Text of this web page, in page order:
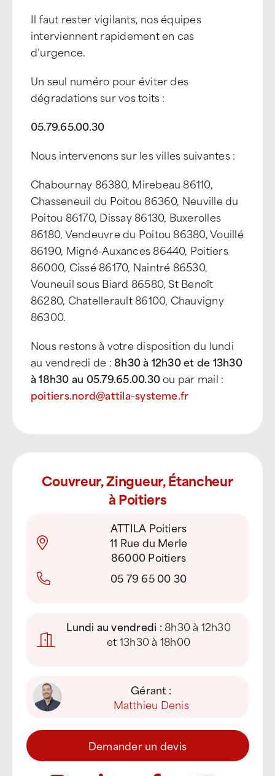
Il faut rester vigilants, nos équipes
interviennent rapidement en cas
d’urgence.
Un seul numéro pour éviter des
dégradations sur vos toits :
05.79.65.00.30
Nous intervenons sur les villes suivantes :
Chabournay 86380, Mirebeau 86110,
Chasseneuil du Poitou 86360, Neuville du
Poitou 86170, Dissay 86130, Buxerolles
86180, Vendeuvre du Poitou 86380, Vouillé
86190, Migné-Auxances 86440, Poitiers
86000, Cissé 86170, Naintré 86530,
Vouneuil sous Biard 86580, St Benoît
86280, Chatellerault 86100, Chauvigny
86300.
Nous restons à votre disposition du lundi
au vendredi de :8h30 à 12h30 et de 13h30
à 18h30 au 05.79.65.00.30ou par mail :
poitiers.nord@attila-systeme.fr
Couvreur, Zingueur, Étancheur
à Poitiers
ATTILA Poitiers
11 Rue du Merle
86000 Poitiers
05 79 65 00 30
Lundi au vendredi :8h30 à 12h30
et 13h30 à 18h00
Gérant :
Matthieu Denis
Demander un devis